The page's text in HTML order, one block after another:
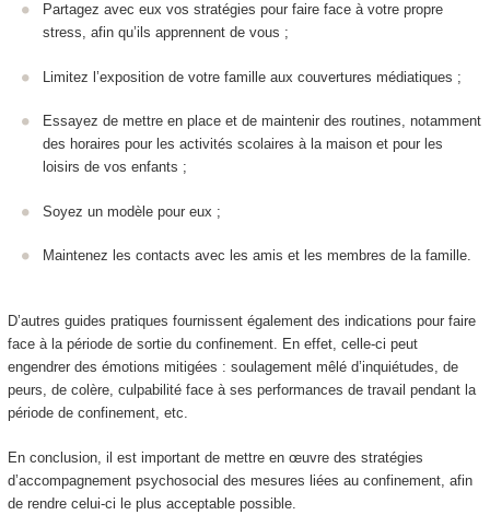
Partagez avec eux vos stratégies pour faire face à votre propre
stress, afin qu’ils apprennent de vous ;
Limitez l’exposition de votre famille aux couvertures médiatiques ;
Essayez de mettre en place et de maintenir des routines, notamment
des horaires pour les activités scolaires à la maison et pour les
loisirs de vos enfants ;
Soyez un modèle pour eux ;
Maintenez les contacts avec les amis et les membres de la famille.
D’autres guides pratiques fournissent également des indications pour faire
face à la période de sortie du confinement. En effet, celle-ci peut
engendrer des émotions mitigées : soulagement mêlé d’inquiétudes, de
peurs, de colère, culpabilité face à ses performances de travail pendant la
période de confinement, etc.
En conclusion, il est important de mettre en œuvre des stratégies
d’accompagnement psychosocial des mesures liées au confinement, afin
de rendre celui-ci le plus acceptable possible.